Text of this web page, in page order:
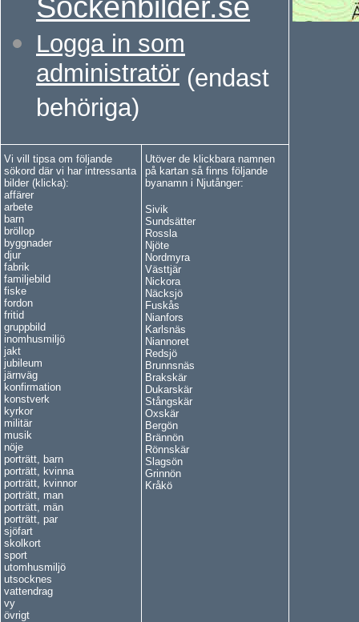
Sockenbilder.se
Logga in som
administratör (endast
behöriga)
Vi vill tipsa om följande
sökord där vi har intressanta
bilder (klicka):
affärer
arbete
barn
bröllop
byggnader
djur
fabrik
familjebild
fiske
fordon
fritid
gruppbild
inomhusmiljö
jakt
jubileum
järnväg
konfirmation
konstverk
kyrkor
militär
musik
nöje
porträtt, barn
porträtt, kvinna
porträtt, kvinnor
porträtt, man
porträtt, män
porträtt, par
sjöfart
skolkort
sport
utomhusmiljö
utsocknes
vattendrag
vy
övrigt
Utöver de klickbara namnen
på kartan så finns följande
byanamn i Njutånger:
Sivik
Sundsätter
Rossla
Njöte
Nordmyra
Västtjär
Nickora
Näcksjö
Fuskås
Nianfors
Karlsnäs
Niannoret
Redsjö
Brunnsnäs
Brakskär
Dukarskär
Stångskär
Oxskär
Bergön
Brännön
Rönnskär
Slagsön
Grinnön
Kråkö